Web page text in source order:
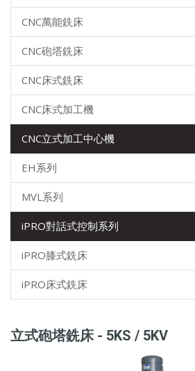
CNC萬能銑床
CNC砲塔銑床
CNC床式銑床
CNC床式加工機
CNC立式加工中心機
EH系列
MVL系列
iPRO對話式控制系列
iPRO膝式銑床
iPRO床式銑床
立式砲塔銑床 - 5KS / 5KV